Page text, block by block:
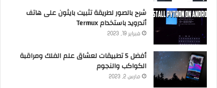
شرح بالصور لطريقة تثبيت بايثون على هاتف
أندرويد باستخدام Termux
فبراير 19, 2023
أفضل 5 تطبيقات لعشاق علم الفلك ومراقبة
الكواكب والنجوم
مارس 2, 2023